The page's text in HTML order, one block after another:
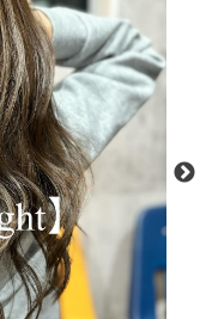
動
画
ー
ヤ
ー